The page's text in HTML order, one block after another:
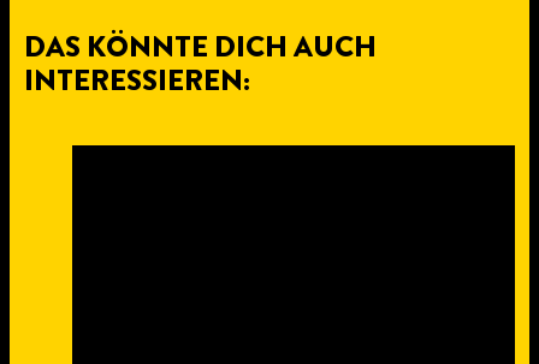
DAS KÖNNTE DICH AUCH
INTERESSIEREN: